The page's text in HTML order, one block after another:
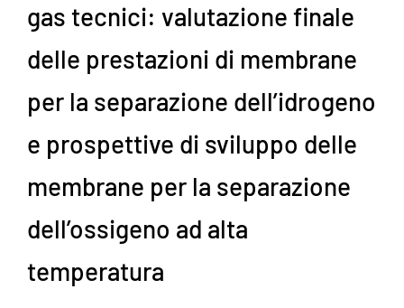
gas tecnici: valutazione finale
delle prestazioni di membrane
per la separazione dell’idrogeno
e prospettive di sviluppo delle
membrane per la separazione
dell’ossigeno ad alta
temperatura